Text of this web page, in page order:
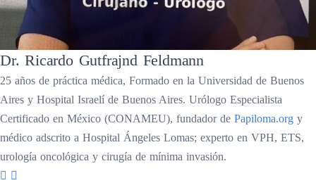
Dr. Ricardo Gutfrajnd Feldmann
25 años de práctica médica, Formado en la Universidad de Buenos
Aires y Hospital Israelí de Buenos Aires. Urólogo Especialista
Certificado en México (CONAMEU), fundador de Papiloma.org y
médico adscrito a Hospital Ángeles Lomas; experto en VPH, ETS,
urología oncológica y cirugía de mínima invasión.